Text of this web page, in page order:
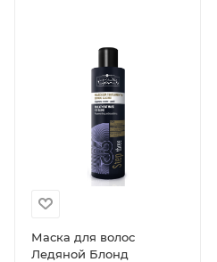
Маска для волос
Ледяной Блонд